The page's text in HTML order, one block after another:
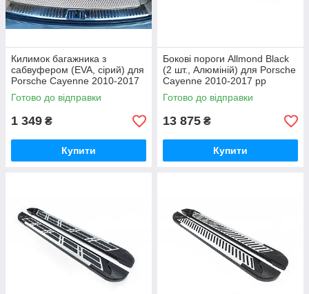
Килимок багажника з
сабвуфером (EVA, сірий) для
Porsche Cayenne 2010-2017
рр
Готово до відправки
1 349 ₴
Купити
Бокові пороги Allmond Black
(2 шт., Алюміній) для Porsche
Cayenne 2010-2017 рр
Готово до відправки
13 875 ₴
Купити